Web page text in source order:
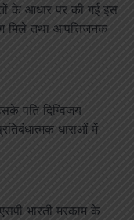
के आधार पर की गई इस
मिले तथा आपत्तिजनक
पति दिग्विजय
धाराओं में
भारती मरकाम के